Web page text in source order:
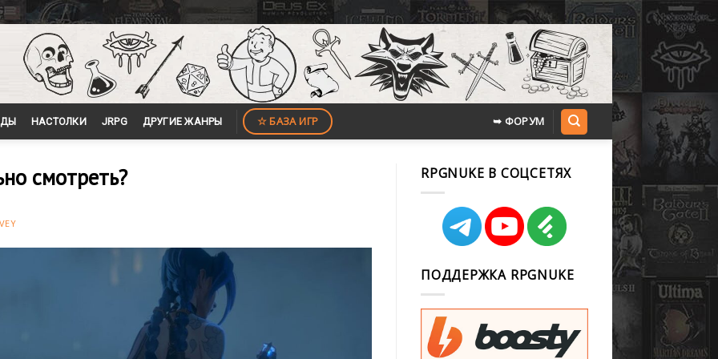
НАСТОЛКИ JRPG ДРУГИЕ ЖАНРЫ ☆ БАЗА ИГР ➥ ФОРУМ
смотреть? RPGNUKE В СОЦСЕТЯХ
ПОДДЕРЖКА RPGNUKE